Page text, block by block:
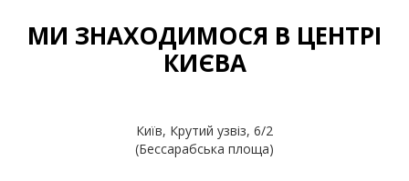
МИ ЗНАХОДИМОСЯ В ЦЕНТРІ
КИЄВА
Київ, Крутий узвіз, 6/2
(Бессарабська площа)